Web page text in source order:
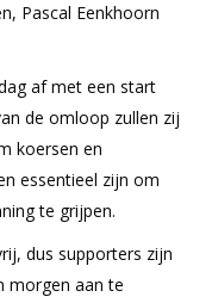
Pascal Eenkhoorn
af met een start
de omloop zullen zij
koersen en
essentieel zijn om
te grijpen.
dus supporters zijn
morgen aan te